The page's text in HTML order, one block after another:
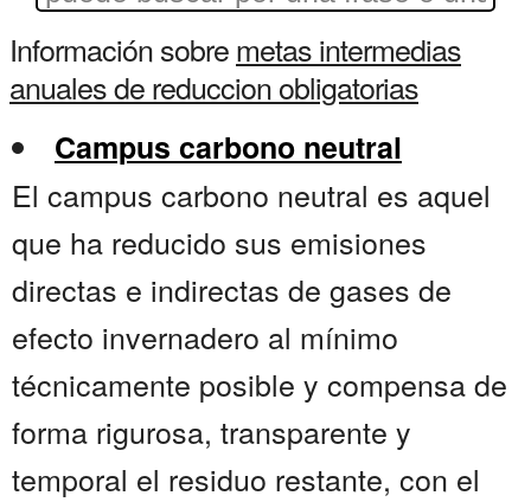
Información sobremetas intermedias
anuales de reduccion obligatorias
Campus carbono neutral
El campus carbono neutral es aquel
que ha reducido sus emisiones
directas e indirectas de gases de
efecto invernadero al mínimo
técnicamente posible y compensa de
forma rigurosa, transparente y
temporal el residuo restante, con el